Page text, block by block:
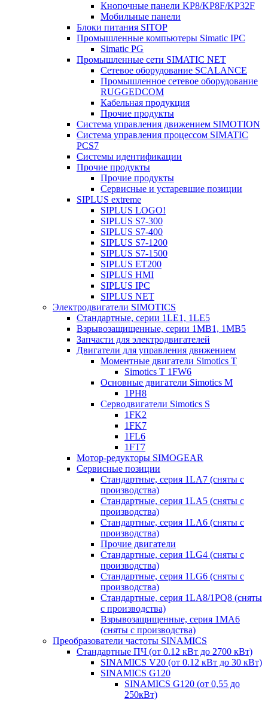
Кнопочные панели KP8/KP8F/KP32F
Мобильные панели
Блоки питания SITOP
Промышленные компьютеры Simatic IPC
Simatic PG
Промышленные сети SIMATIC NET
Сетевое оборудование SCALANCE
Промышленное сетевое оборудование
RUGGEDCOM
Кабельная продукция
Прочие продукты
Система управления движением SIMOTION
Система управления процессом SIMATIC
PCS7
Системы идентификации
Прочие продукты
Прочие продукты
Сервисные и устаревшие позиции
SIPLUS extreme
SIPLUS LOGO!
SIPLUS S7-300
SIPLUS S7-400
SIPLUS S7-1200
SIPLUS S7-1500
SIPLUS ET200
SIPLUS HMI
SIPLUS IPC
SIPLUS NET
Электродвигатели SIMOTICS
Стандартные, серии 1LE1, 1LE5
Взрывозащищенные, серии 1MB1, 1MB5
Запчасти для электродвигателей
Двигатели для управления движением
Моментные двигатели Simotics T
Simotics T 1FW6
Основные двигатели Simotics M
1PH8
Серводвигатели Simotics S
1FK2
1FK7
1FL6
1FT7
Мотор-редукторы SIMOGEAR
Сервисные позиции
Стандартные, серия 1LA7 (сняты с
производства)
Стандартные, серия 1LA5 (сняты с
производства)
Стандартные, серия 1LA6 (сняты с
производства)
Прочие двигатели
Стандартные, серия 1LG4 (сняты с
производства)
Стандартные, серия 1LG6 (сняты с
производства)
Стандартные, серия 1LA8/1PQ8 (сняты
с производства)
Взрывозащищенные, серия 1MA6
(сняты с производства)
Преобразователи частоты SINAMICS
Стандартные ПЧ (от 0.12 кВт до 2700 кВт)
SINAMICS V20 (от 0.12 кВт до 30 кВт)
SINAMICS G120
SINAMICS G120 (от 0,55 до
250кВт)